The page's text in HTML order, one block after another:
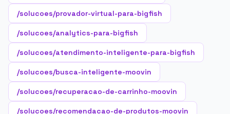
/solucoes/provador-virtual-para-bigfish
/solucoes/analytics-para-bigfish
/solucoes/atendimento-inteligente-para-bigfish
/solucoes/busca-inteligente-moovin
/solucoes/recuperacao-de-carrinho-moovin
/solucoes/recomendacao-de-produtos-moovin